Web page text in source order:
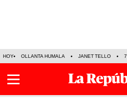
HOY OLLANTA HUMALA JANET TELLO